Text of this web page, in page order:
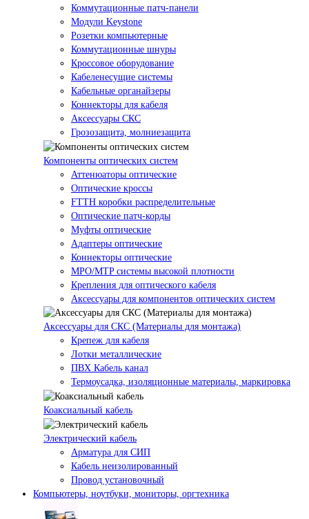
Коммутационные патч-панели
Модули Keystone
Розетки компьютерные
Коммутационные шнуры
Кроссовое оборудование
Кабеленесущие системы
Кабельные органайзеры
Коннекторы для кабеля
Аксессуары СКС
Грозозащита, молниезащита
Компоненты оптических систем
Аттенюаторы оптические
Оптические кроссы
FTTH коробки распределительные
Оптические патч-корды
Муфты оптические
Адаптеры оптические
Коннекторы оптические
MPO/MTP системы высокой плотности
Крепления для оптического кабеля
Аксессуары для компонентов оптических систем
Аксессуары для СКС (Материалы для монтажа)
Крепеж для кабеля
Лотки металлические
ПВХ Кабель канал
Термоусадка, изоляционные материалы, маркировка
Коаксиальный кабель
Электрический кабель
Арматура для СИП
Кабель неизолированный
Провод установочный
Компьютеры, ноутбуки, мониторы, оргтехника